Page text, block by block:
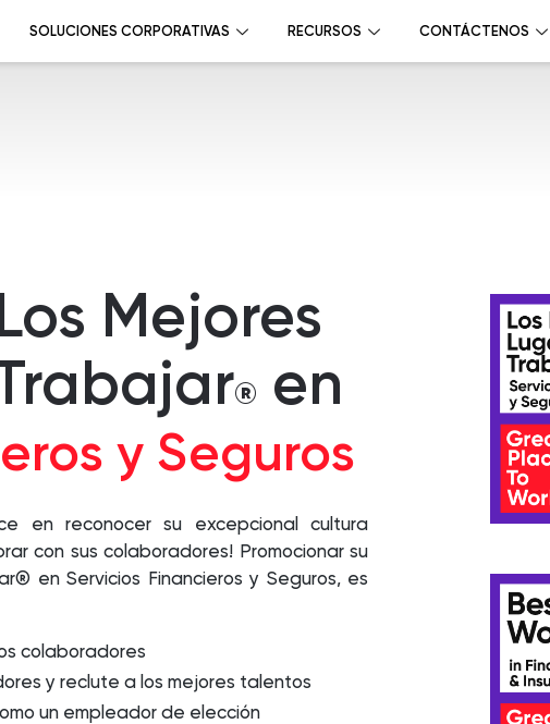
SOLUCIONES CORPORATIVAS RECURSOS CONTÁCTENOS
Mejores
® en
y Seguros
en reconocer su excepcional cultura
con sus colaboradores! Promocionar su
en Servicios Financieros y Seguros, es
colaboradores
y reclute a los mejores talentos
un empleador de elección